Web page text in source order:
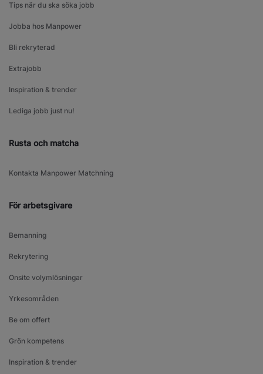
Tips när du ska söka jobb
Jobba hos Manpower
Bli rekryterad
Extrajobb
Inspiration & trender
Lediga jobb just nu!
Rusta och matcha
Kontakta Manpower Matchning
För arbetsgivare
Bemanning
Rekrytering
Onsite volymlösningar
Yrkesområden
Be om offert
Grön kompetens
Inspiration & trender